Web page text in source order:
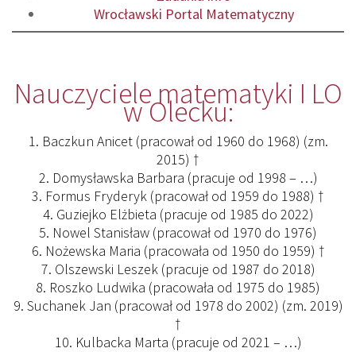
Wrocławski Portal Matematyczny
Nauczyciele matematyki I LO
w Olecku:
1. Baczkun Anicet (pracował od 1960 do 1968) (zm.
2015) †
2. Domysławska Barbara (pracuje od 1998 – …)
3. Formus Fryderyk (pracował od 1959 do 1988) †
4. Guziejko Elżbieta (pracuje od 1985 do 2022)
5. Nowel Stanisław (pracował od 1970 do 1976)
6. Nożewska Maria (pracowała od 1950 do 1959) †
7. Olszewski Leszek (pracuje od 1987 do 2018)
8. Roszko Ludwika (pracowała od 1975 do 1985)
9. Suchanek Jan (pracował od 1978 do 2002) (zm. 2019)
†
10. Kulbacka Marta (pracuje od 2021 – …)